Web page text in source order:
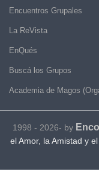
Encuentros Grupales
La ReVista
EnQués
Buscá los Grupos
Academia de Magos
1998 - 2026- by
el Amor, la Amistad y